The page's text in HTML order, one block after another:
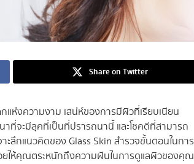
Share on Twitter
แห่งความงาม เสน่ห์ของการมีผิวที่เรียบเนียน
าที่จะมีลุคที่เป็นที่ปรารถนานี้ และโชคดีที่สามารถ
ลึกแนวคิดของ Glass Skin สำรวจขั้นตอนในการ
ยให้คุณตระหนักถึงความฝันในการดูแลผิวของคุณ